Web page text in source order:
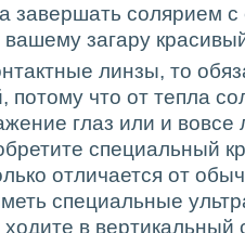
завершать солярием
загару
линзы, то
потому что от тепла
глаз или и вовсе
специальный
отличается от
специальные
в вертикальный